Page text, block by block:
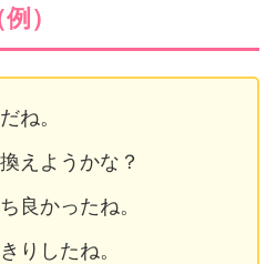
）
ね。
えようかな？
良かったね。
りしたね。